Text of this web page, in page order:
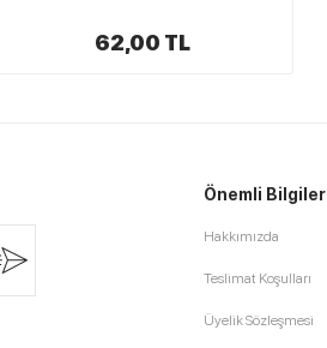
62,00 TL
Önemli Bilgiler
Hakkımızda
Teslimat Koşulları
Üyelik Sözleşmesi